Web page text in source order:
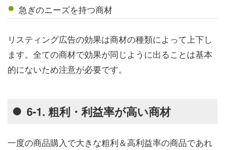
急ぎのニーズを持つ商材
リスティング広告の効果は商材の種類によって上下し
ます。全ての商材で効果が同じように出ることは基本
的にないため注意が必要です。
6-1. 粗利・利益率が高い商材
一度の商品購入で大きな粗利＆高利益率の商品であれ